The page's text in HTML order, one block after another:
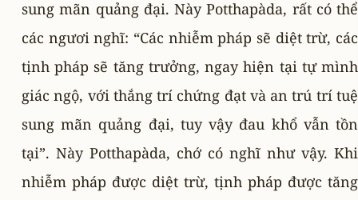
sung mãn quảng đại. Này Potthapàda, rất có thể
các ngươi nghĩ: “Các nhiễm pháp sẽ diệt trừ, các
tịnh pháp sẽ tăng trưởng, ngay hiện tại tự mình
giác ngộ, với thắng trí chứng đạt và an trú trí tuệ
sung mãn quảng đại, tuy vậy đau khổ vẫn tồn
tại”. Này Potthapàda, chớ có nghĩ như vậy. Khi
nhiễm pháp được diệt trừ, tịnh pháp được tăng